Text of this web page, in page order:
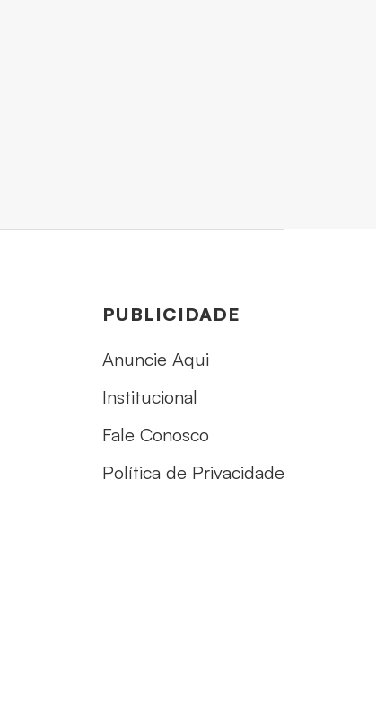
PUBLICIDADE
Anuncie Aqui
Institucional
Fale Conosco
Política de Privacidade